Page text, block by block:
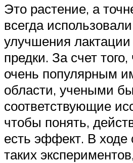
Это растение, а
всегда
улучшения
предки. За счет
очень популярным
области, учеными
соответствующие
чтобы понять,
есть эффект. В ходе
таких